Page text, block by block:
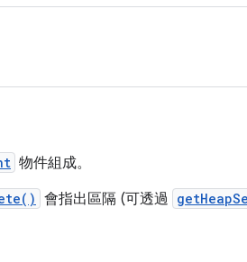
物件組成。
會指出區隔 (可透過